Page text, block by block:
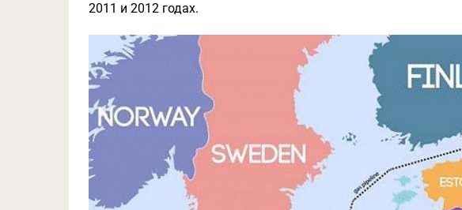
2011 и 2012 годах.